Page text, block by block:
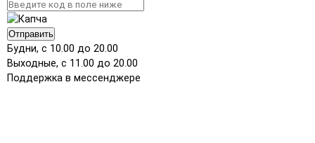
Отправить
Будни, с 10.00 до 20.00
Выходные, с 11.00 до 20.00
Поддержка в мессенджере